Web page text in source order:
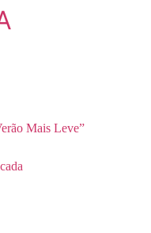
Mais Leve”